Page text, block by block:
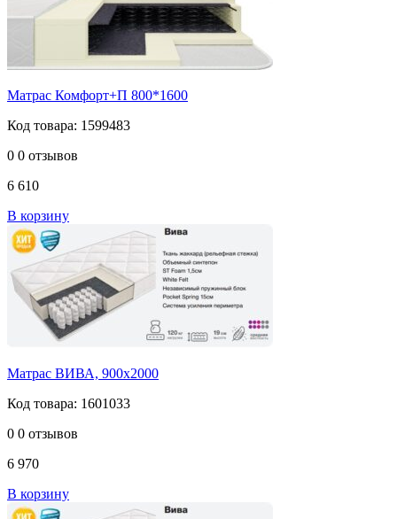
Матрас Комфорт+П 800*1600
Код товара: 1599483
0 0 отзывов
6 610
В корзину
Матрас ВИВА, 900х2000
Код товара: 1601033
0 0 отзывов
6 970
В корзину